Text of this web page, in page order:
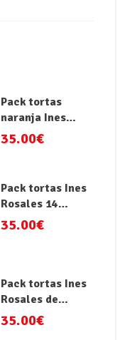
Pack tortas
naranja Ines
Rosales 14
35.00€
Pack tortas Ines
Rosales 14
paquetes x4
35.00€
Pack tortas Ines
Rosales de
canela 14
35.00€